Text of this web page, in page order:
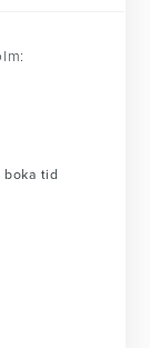
boka tid